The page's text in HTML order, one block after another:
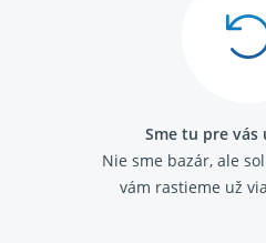
Citroen Berlingo 1996 - 2011
Citroen Berlingo 2008 - 2018
Citroen C4 2009-
Citroen C4 Picasso /
Citroen C4 Cactus
Sme tu pre vás
Nie sme bazár, ale
vám rastieme už